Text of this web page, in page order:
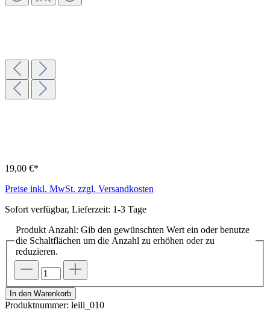
19,00 €*
Preise inkl. MwSt. zzgl. Versandkosten
Sofort verfügbar, Lieferzeit: 1-3 Tage
Produkt Anzahl: Gib den gewünschten Wert ein oder benutze
die Schaltflächen um die Anzahl zu erhöhen oder zu
reduzieren.
In den Warenkorb
Produktnummer: leili_010